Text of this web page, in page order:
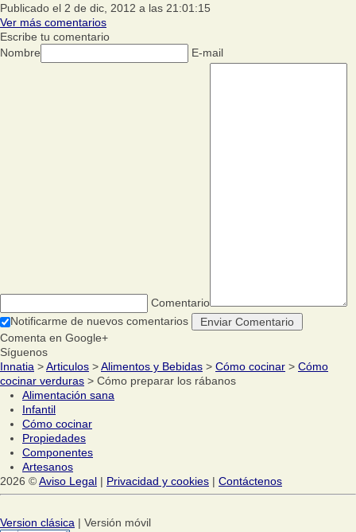
Publicado el 2 de dic, 2012 a las 21:01:15
Ver más comentarios
Escribe tu comentario
Nombre
E-mail
Comentario
Notificarme de nuevos comentarios
Comenta en Google+
Síguenos
Innatia >Articulos >Alimentos y Bebidas > Cómo cocinar > Cómo
cocinar verduras > Cómo preparar los rábanos
Alimentación sana
Infantil
Cómo cocinar
Propiedades
Componentes
Artesanos
2026 ©Aviso Legal | Privacidad y cookies | Contáctenos
Version clásica | Versión móvil